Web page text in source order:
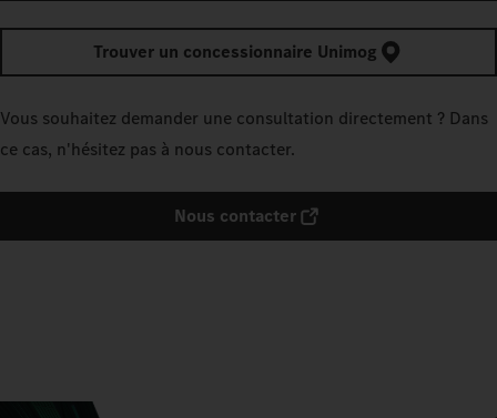
Trouver un concessionnaire Unimog
Vous souhaitez demander une consultation directement ? Dans
ce cas, n'hésitez pas à nous contacter.
Nous contacter